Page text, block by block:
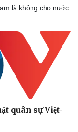
là không cho nước
quân sự Việt-